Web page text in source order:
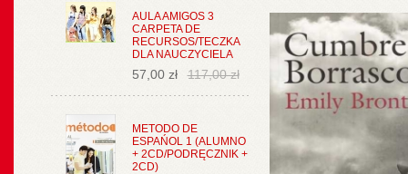
AULA AMIGOS 3
CARPETA DE
RECURSOS/TECZKA
DLA NAUCZYCIELA
57,00 zł 117,00 zł
METODO DE
ESPAŃOL 1 (ALUMNO
+ 2CD/PODRĘCZNIK +
2CD)